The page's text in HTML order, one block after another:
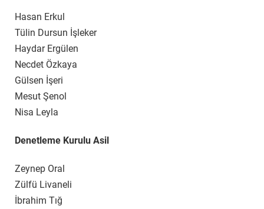
Hasan Erkul
Tülin Dursun İşleker
Haydar Ergülen
Necdet Özkaya
Gülsen İşeri
Mesut Şenol
Nisa Leyla
Denetleme Kurulu Asil
Zeynep Oral
Zülfü Livaneli
İbrahim Tığ